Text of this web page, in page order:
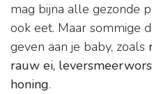
mag bijna alle gezonde
ook eet. Maar sommige
geven aan je baby, zoals
rauw ei,
honing.